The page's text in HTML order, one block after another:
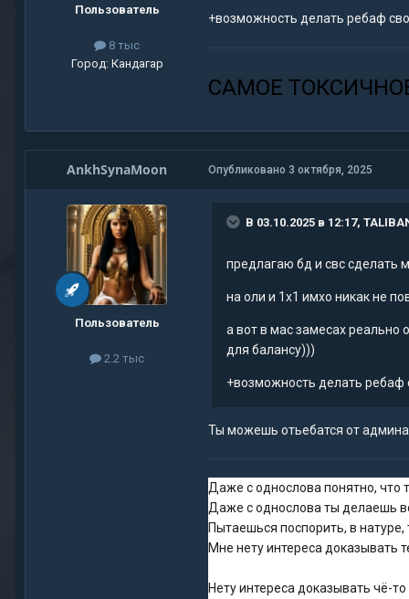
Пользователь
8 тыс
Город: Кандагар
+возможность делать ребаф
САМОЕ
AnkhSynaMoon
Пользователь
2.2 тыс
Опубликовано 3 октября, 2025
В 03.10.2025 в 12:17,
предлагаю бд и свс сделать
на оли и 1х1 имхо никак не
а вот в мас замесах реально
для балансу)))
+возможность делать ребаф
Ты можешь отьебатся от
Даже с однослова понятно, что
Даже с однослова ты делаешь
Пытаешься поспорить, в
Мне нету интереса доказывать
Нету интереса доказывать чё-